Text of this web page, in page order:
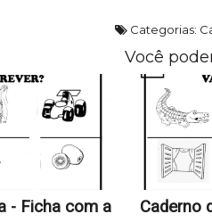
Categorias:
Você
- Ficha com a
Caderno